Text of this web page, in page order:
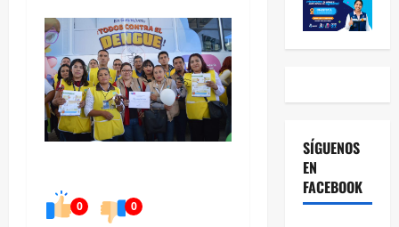
0 0
SÍGUENOS
EN
FACEBOOK